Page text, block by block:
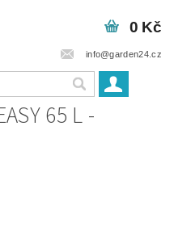
info@garden24.cz
0 Kč
65 L -